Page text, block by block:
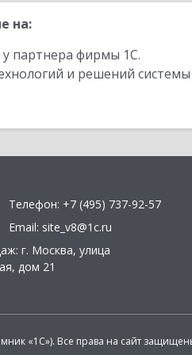
на:
партнера фирмы 1С.
и решений
Телефон: +7 (495) 737-92-57
Email: site_v8@1c.ru
г. Москва, улица
дом 21
«1С»). Все права на сайт